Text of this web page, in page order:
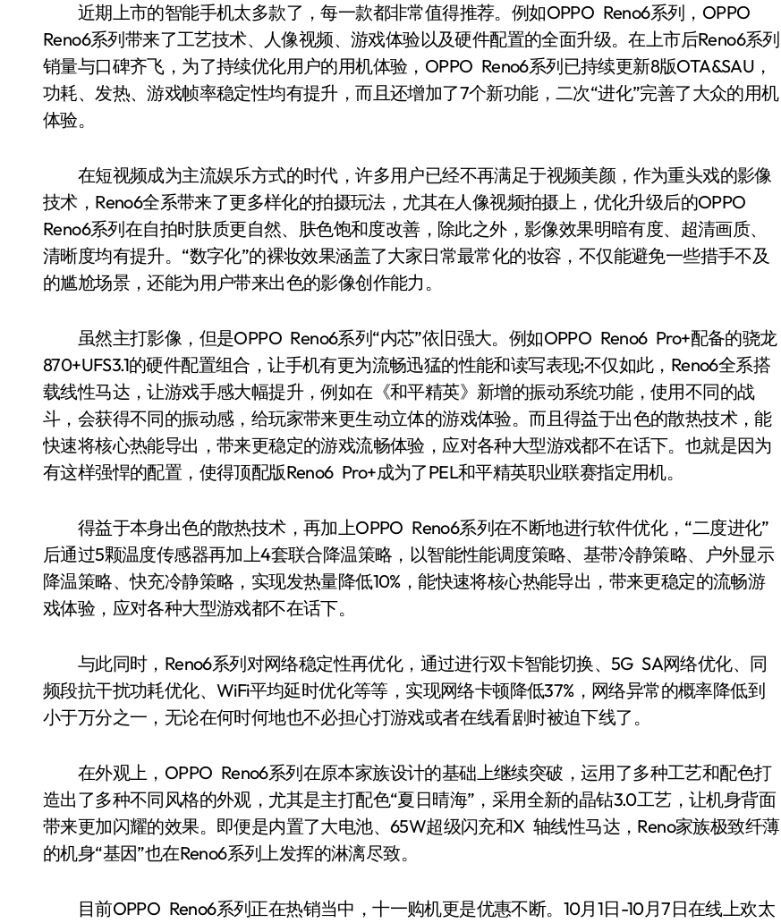
近期上市的智能手机太多款了，每一款都非常值得推荐。例如OPPO Reno6系列，OPPO
Reno6系列带来了工艺技术、人像视频、游戏体验以及硬件配置的全面升级。在上市后Reno6系列
销量与口碑齐飞，为了持续优化用户的用机体验，OPPO Reno6系列已持续更新8版OTA&SAU，
功耗、发热、游戏帧率稳定性均有提升，而且还增加了7个新功能，二次“进化”完善了大众的用机
体验。
在短视频成为主流娱乐方式的时代，许多用户已经不再满足于视频美颜，作为重头戏的影像
技术，Reno6全系带来了更多样化的拍摄玩法，尤其在人像视频拍摄上，优化升级后的OPPO
Reno6系列在自拍时肤质更自然、肤色饱和度改善，除此之外，影像效果明暗有度、超清画质、
清晰度均有提升。“数字化”的裸妆效果涵盖了大家日常最常化的妆容，不仅能避免一些措手不及
的尴尬场景，还能为用户带来出色的影像创作能力。
虽然主打影像，但是OPPO Reno6系列“内芯”依旧强大。例如OPPO Reno6 Pro+配备的骁龙
870+UFS3.1的硬件配置组合，让手机有更为流畅迅猛的性能和读写表现;不仅如此，Reno6全系搭
载线性马达，让游戏手感大幅提升，例如在《和平精英》新增的振动系统功能，使用不同的战
斗，会获得不同的振动感，给玩家带来更生动立体的游戏体验。而且得益于出色的散热技术，能
快速将核心热能导出，带来更稳定的游戏流畅体验，应对各种大型游戏都不在话下。也就是因为
有这样强悍的配置，使得顶配版Reno6 Pro+成为了PEL和平精英职业联赛指定用机。
得益于本身出色的散热技术，再加上OPPO Reno6系列在不断地进行软件优化，“二度进化”
后通过5颗温度传感器再加上4套联合降温策略，以智能性能调度策略、基带冷静策略、户外显示
降温策略、快充冷静策略，实现发热量降低10%，能快速将核心热能导出，带来更稳定的流畅游
戏体验，应对各种大型游戏都不在话下。
与此同时，Reno6系列对网络稳定性再优化，通过进行双卡智能切换、5G SA网络优化、同
频段抗干扰功耗优化、WiFi平均延时优化等等，实现网络卡顿降低37%，网络异常的概率降低到
小于万分之一，无论在何时何地也不必担心打游戏或者在线看剧时被迫下线了。
在外观上，OPPO Reno6系列在原本家族设计的基础上继续突破，运用了多种工艺和配色打
造出了多种不同风格的外观，尤其是主打配色“夏日晴海”，采用全新的晶钻3.0工艺，让机身背面
带来更加闪耀的效果。即便是内置了大电池、65W超级闪充和X 轴线性马达，Reno家族极致纤薄
的机身“基因”也在Reno6系列上发挥的淋漓尽致。
目前OPPO Reno6系列正在热销当中，十一购机更是优惠不断。10月1日-10月7日在线上欢太